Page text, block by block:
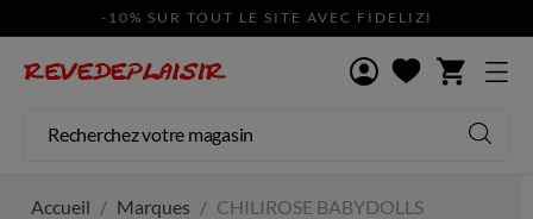
-10% SUR TOUT LE SITE AVEC FIDELIZI
shopping_cart
Accueil Marques CHILIROSE BABYDOLLS